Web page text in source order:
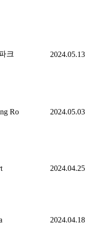
크 2024.05.13
Ro 2024.05.03
2024.04.25
2024.04.18